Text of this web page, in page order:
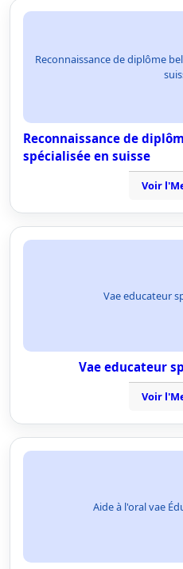
Reconnaissance de diplôme
Reconnaissance de
spécialisée en suisse
Voir
Vae educateur
Vae educateur
Voir
Aide à l'oral vae